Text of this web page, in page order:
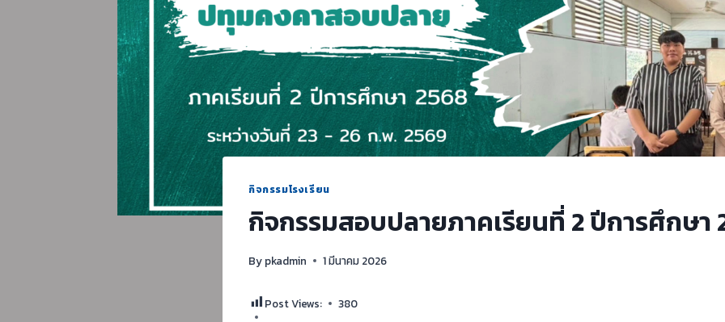
กิจกรรมโรงเรียน
กิจกรรมสอบปลายภาคเรียนที่ 2 ปีการศึกษา
By pkadmin 1 มีนาคม 2026
Post Views: 380